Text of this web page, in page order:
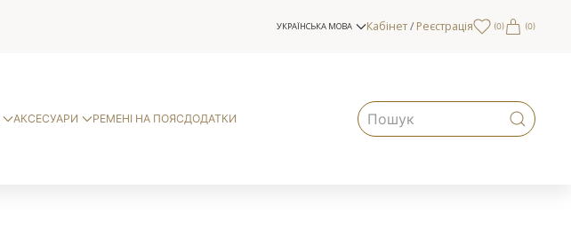
УКРАЇНСЬКА МОВА Кабінет/Реєстрація (0) (0)
АКСЕСУАРИ РЕМЕНІ НА ПОЯСДОДАТКИ